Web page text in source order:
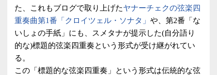
た、これもブログで取り上げたヤナーチェクの弦楽四
重奏曲第1番「クロイツェル・ソナタ」 や、第2番「な
いしょの手紙」にも、スメタナが提示した(自分語り
的な)標題的弦楽四重奏という形式が受け継がれてい
る。
この「標題的な弦楽四重奏」という形式は伝統的な弦